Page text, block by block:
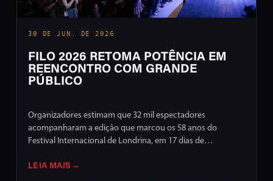
30 DE JUN. DE 2026
FILO 2026 RETOMA POTÊNCIA EM
REENCONTRO COM GRANDE
PÚBLICO
Organizadores estimam que 32 mil espectadores
acompanharam a edição que marcou os 58 anos do
Festival Internacional de Londrina, em 17 dias de
LEIA MAIS →